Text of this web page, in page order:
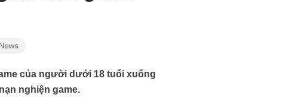
của người dưới 18 tuổi xuống
nghiện game.